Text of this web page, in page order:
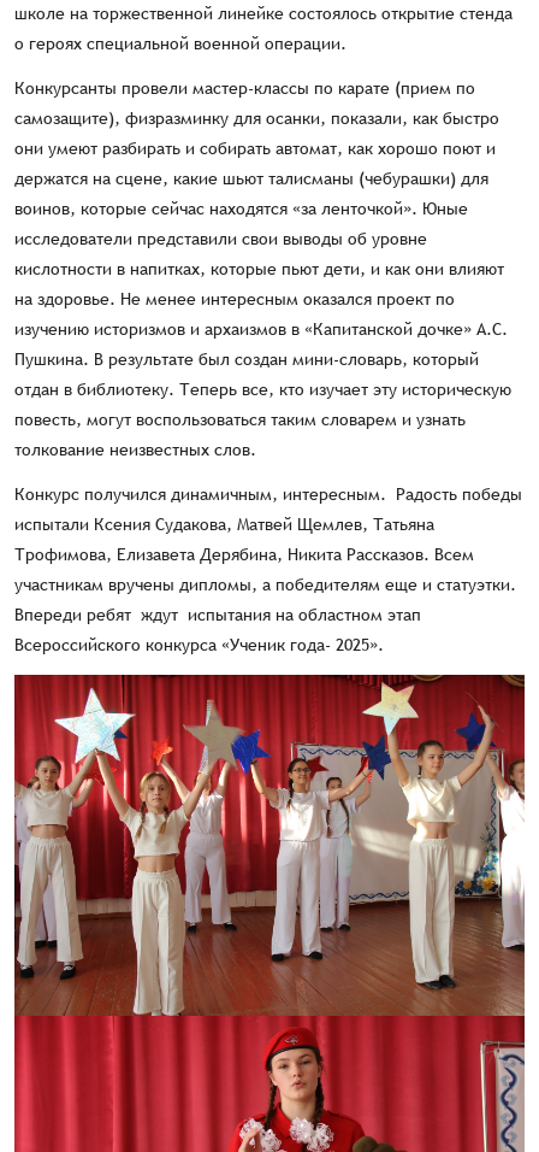
школе на торжественной линейке состоялось открытие стенда
о героях специальной военной операции.
Конкурсанты провели мастер-классы по карате (прием по
самозащите), физразминку для осанки, показали, как быстро
они умеют разбирать и собирать автомат, как хорошо поют и
держатся на сцене, какие шьют талисманы (чебурашки) для
воинов, которые сейчас находятся «за ленточкой». Юные
исследователи представили свои выводы об уровне
кислотности в напитках, которые пьют дети, и как они влияют
на здоровье. Не менее интересным оказался проект по
изучению историзмов и архаизмов в «Капитанской дочке» А.С.
Пушкина. В результате был создан мини-словарь, который
отдан в библиотеку. Теперь все, кто изучает эту историческую
повесть, могут воспользоваться таким словарем и узнать
толкование неизвестных слов.
Конкурс получился динамичным, интересным. Радость победы
испытали Ксения Судакова, Матвей Щемлев, Татьяна
Трофимова, Елизавета Дерябина, Никита Рассказов. Всем
участникам вручены дипломы, а победителям еще и статуэтки.
Впереди ребят ждут испытания на областном этап
Всероссийского конкурса «Ученик года- 2025».